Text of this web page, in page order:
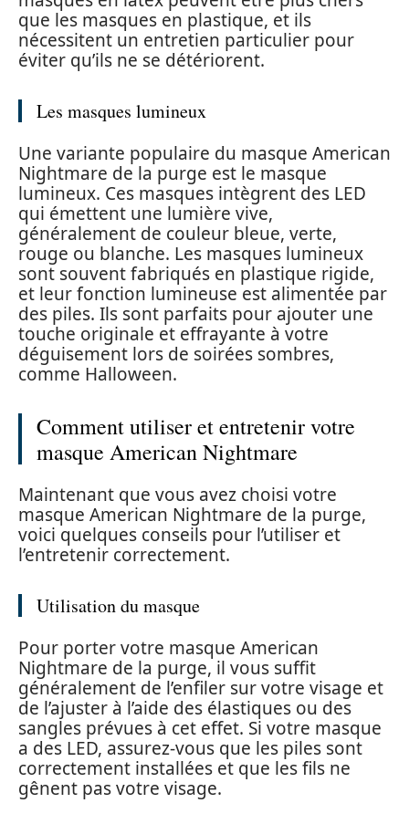
que les masques en plastique, et ils
nécessitent un entretien particulier pour
éviter qu’ils ne se détériorent.
Les masques lumineux
Une variante populaire du masque American
Nightmare de la purge est le masque
lumineux. Ces masques intègrent des LED
qui émettent une lumière vive,
généralement de couleur bleue, verte,
rouge ou blanche. Les masques lumineux
sont souvent fabriqués en plastique rigide,
et leur fonction lumineuse est alimentée par
des piles. Ils sont parfaits pour ajouter une
touche originale et effrayante à votre
déguisement lors de soirées sombres,
comme Halloween.
Comment utiliser et entretenir votre
masque American Nightmare
Maintenant que vous avez choisi votre
masque American Nightmare de la purge,
voici quelques conseils pour l’utiliser et
l’entretenir correctement.
Utilisation du masque
Pour porter votre masque American
Nightmare de la purge, il vous suffit
généralement de l’enfiler sur votre visage et
de l’ajuster à l’aide des élastiques ou des
sangles prévues à cet effet. Si votre masque
a des LED, assurez-vous que les piles sont
correctement installées et que les fils ne
gênent pas votre visage.